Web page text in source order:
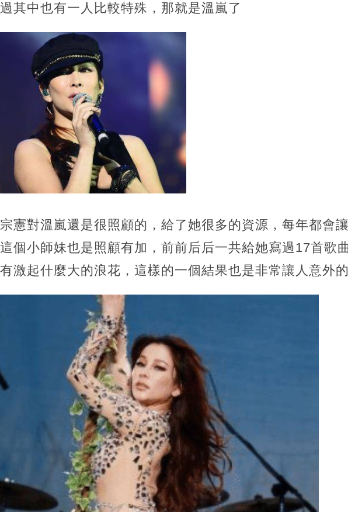
其中也有一人比較特殊，那就是溫嵐了
憲對溫嵐還是很照顧的，給了她很多的資源，每年都會
個小師妹也是照顧有加，前前后后一共給她寫過17首歌
激起什麼大的浪花，這樣的一個結果也是非常讓人意外的